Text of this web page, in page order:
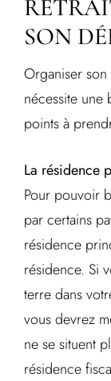
SON
Organiser son
nécessite
points à
La résidence
Pour pouvoir
par certains
résidence
résidence. Si
terre dans
vous devrez
ne se situent
résidence